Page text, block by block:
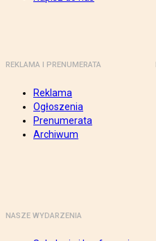
REKLAMA I PRENUMERATA
Reklama
Ogłoszenia
Prenumerata
Archiwum
NASZE WYDARZENIA